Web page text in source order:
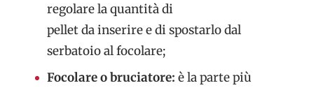
regolare la quantità di
pellet da inserire e di spostarlo dal
serbatoio al focolare;
Focolare o bruciatore: è la parte più